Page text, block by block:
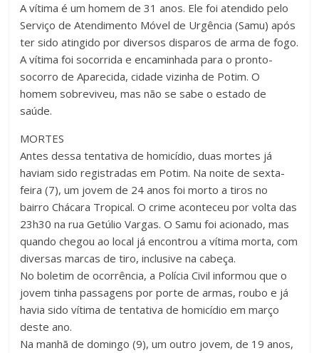
A vítima é um homem de 31 anos. Ele foi atendido pelo
Serviço de Atendimento Móvel de Urgência (Samu) após
ter sido atingido por diversos disparos de arma de fogo.
A vítima foi socorrida e encaminhada para o pronto-
socorro de Aparecida, cidade vizinha de Potim. O
homem sobreviveu, mas não se sabe o estado de
saúde.
MORTES
Antes dessa tentativa de homicídio, duas mortes já
haviam sido registradas em Potim. Na noite de sexta-
feira (7), um jovem de 24 anos foi morto a tiros no
bairro Chácara Tropical. O crime aconteceu por volta das
23h30 na rua Getúlio Vargas. O Samu foi acionado, mas
quando chegou ao local já encontrou a vítima morta, com
diversas marcas de tiro, inclusive na cabeça.
No boletim de ocorrência, a Polícia Civil informou que o
jovem tinha passagens por porte de armas, roubo e já
havia sido vítima de tentativa de homicídio em março
deste ano.
Na manhã de domingo (9), um outro jovem, de 19 anos,